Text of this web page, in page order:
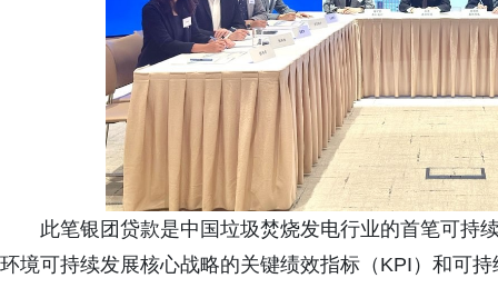
此笔银团贷款是中国垃圾焚烧发电行业的首笔可持
环境可持续发展核心战略的关键绩效指标（KPI）和可